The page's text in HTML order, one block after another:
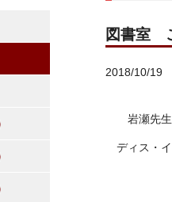
図書室
2018/10/19
岩瀬先生
ディス・